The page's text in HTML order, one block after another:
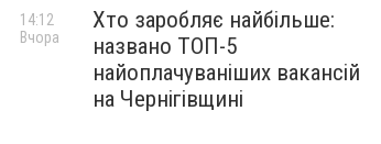
Хто заробляє найбільше:
названо ТОП-5
найоплачуваніших вакансій
на Чернігівщині
14:12
Вчора